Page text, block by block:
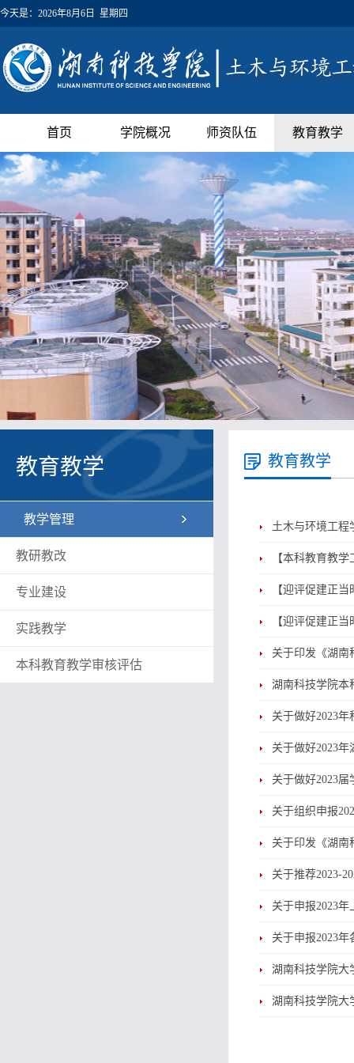
今天是： 2026年8月6日 星期四
首页 学院概况 师资队伍 教育教学
教育教学
教学管理
教研教改
专业建设
实践教学
本科教育教学审核评估
教育教学
土木与环境工程
【本科教育教
【迎评促建正
【迎评促建正
关于印发《湖南
湖南科技学院本
关于做好2023
关于做好2023
关于做好2023
关于组织申报
关于印发《湖南
关于推荐2023-
关于申报2023
关于申报2023
湖南科技学院大
湖南科技学院大